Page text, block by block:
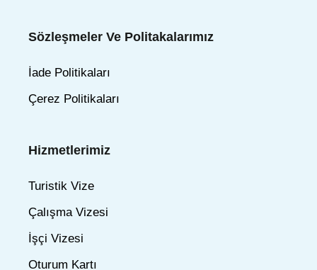
Sözleşmeler Ve Politakalarımız
İade Politikaları
Çerez Politikaları
Hizmetlerimiz
Turistik Vize
Çalışma Vizesi
İşçi Vizesi
Oturum Kartı